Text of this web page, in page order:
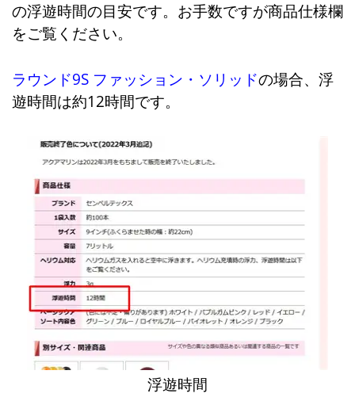
の浮遊時間の目安です。お手数ですが商品仕様欄
をご覧ください。
ラウンド9S ファッション・ソリッドの場合、浮
遊時間は約12時間です。
浮遊時間